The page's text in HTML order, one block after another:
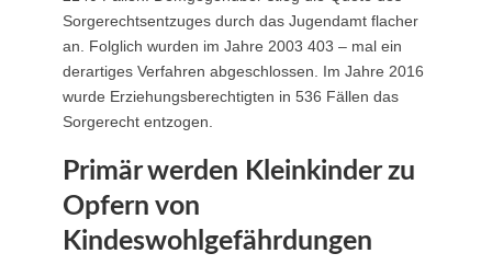
Sorgerechtsentzuges durch das Jugendamt flacher
an. Folglich wurden im Jahre 2003 403 – mal ein
derartiges Verfahren abgeschlossen. Im Jahre 2016
wurde Erziehungsberechtigten in 536 Fällen das
Sorgerecht entzogen.
Primär werden Kleinkinder zu
Opfern von
Kindeswohlgefährdungen